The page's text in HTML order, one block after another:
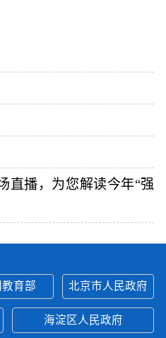
直播，为您解读今年“强
教育部 北京市人民政府
海淀区人民政府